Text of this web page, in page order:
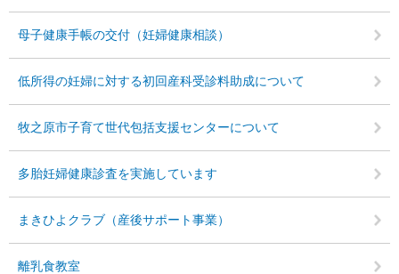
母子健康手帳の交付（妊婦健康相談）
低所得の妊婦に対する初回産科受診料助成について
牧之原市子育て世代包括支援センターについて
多胎妊婦健康診査を実施しています
まきひよクラブ（産後サポート事業）
離乳食教室